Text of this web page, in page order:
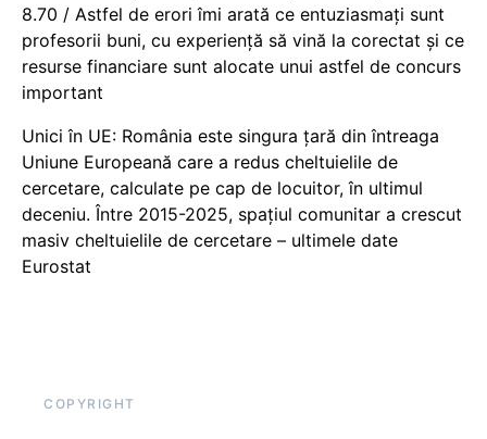
8.70 / Astfel de erori îmi arată ce entuziasmați sunt
profesorii buni, cu experiență să vină la corectat și ce
resurse financiare sunt alocate unui astfel de concurs
important
Unici în UE: România este singura țară din întreaga
Uniune Europeană care a redus cheltuielile de
cercetare, calculate pe cap de locuitor, în ultimul
deceniu. Între 2015-2025, spațiul comunitar a crescut
masiv cheltuielile de cercetare – ultimele date
Eurostat
COPYRIGHT